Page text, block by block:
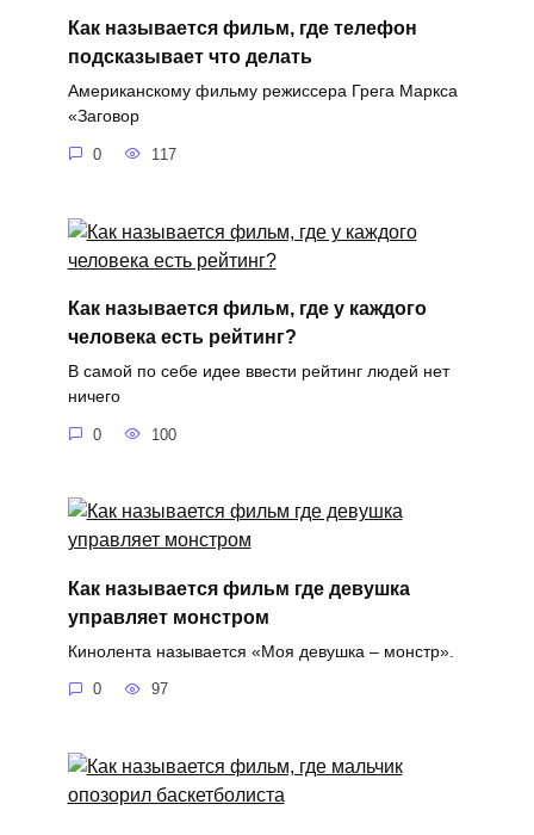
Как называется фильм, где телефон
подсказывает что делать
Американскому фильму режиссера Грега Маркса
«Заговор
0 117
Как называется фильм, где у каждого
человека есть рейтинг?
В самой по себе идее ввести рейтинг людей нет
ничего
0 100
Как называется фильм где девушка
управляет монстром
Кинолента называется «Моя девушка – монстр».
0 97